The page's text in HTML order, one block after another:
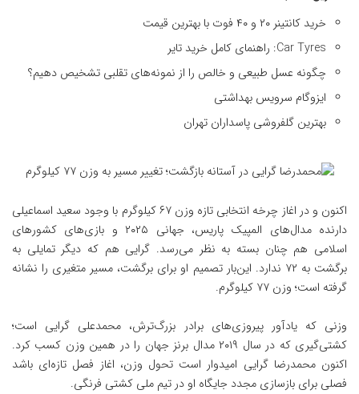
خرید کانتینر ۲۰ و ۴۰ فوت با بهترین قیمت
Car Tyres: راهنمای کامل خرید تایر
چگونه عسل طبیعی و خالص را از نمونه‌های تقلبی تشخیص دهیم؟
ایزوگام سرویس بهداشتی
بهترین گلفروشی پاسداران تهران
اکنون و در اغاز چرخه انتخابی تازه وزن ۶۷ کیلوگرم با وجود سعید اسماعیلی
دارنده مدال‌های المپیک پاریس، جهانی ۲۰۲۵ و بازی‌های کشورهای
اسلامی هم چنان بسته به نظر می‌رسد. گرایی هم که دیگر تمایلی به
برگشت به ۷۲ ندارد. این‌بار تصمیم او برای برگشت، مسیر متغیری را نشانه
گرفته است؛ وزن ۷۷ کیلوگرم.
وزنی که یادآور پیروزی‌های برادر بزرگ‌ترش، محمدعلی گرایی است؛
کشتی‌گیری که در سال ۲۰۱۹ مدال برنز جهان را در همین وزن کسب کرد.
اکنون محمدرضا گرایی امیدوار است تحول وزن، اغاز فصل تازه‌ای باشد
فصلی برای بازسازی مجدد جایگاه او در تیم ملی کشتی فرنگی.